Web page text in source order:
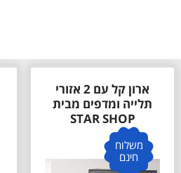
ארון קל עם 2 אזורי
תלייה ומדפים מבית
STAR SHOP
משלוח
חינם